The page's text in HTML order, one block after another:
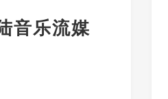
音乐流媒